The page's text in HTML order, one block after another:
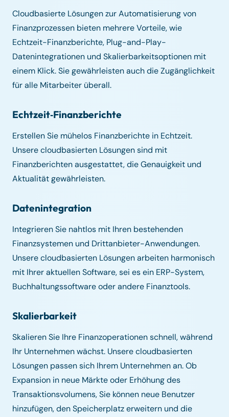
Cloudbasierte Lösungen zur Automatisierung von
Finanzprozessen bieten mehrere Vorteile, wie
Echtzeit-Finanzberichte, Plug-and-Play-
Datenintegrationen und Skalierbarkeitsoptionen mit
einem Klick. Sie gewährleisten auch die Zugänglichkeit
für alle Mitarbeiter überall.
Echtzeit‑Finanzberichte
Erstellen Sie mühelos Finanzberichte in Echtzeit.
Unsere cloudbasierten Lösungen sind mit
Finanzberichten ausgestattet, die Genauigkeit und
Aktualität gewährleisten.
Datenintegration
Integrieren Sie nahtlos mit Ihren bestehenden
Finanzsystemen und Drittanbieter-Anwendungen.
Unsere cloudbasierten Lösungen arbeiten harmonisch
mit Ihrer aktuellen Software, sei es ein ERP-System,
Buchhaltungssoftware oder andere Finanztools.
Skalierbarkeit
Skalieren Sie Ihre Finanzoperationen schnell, während
Ihr Unternehmen wächst. Unsere cloudbasierten
Lösungen passen sich Ihrem Unternehmen an. Ob
Expansion in neue Märkte oder Erhöhung des
Transaktionsvolumens, Sie können neue Benutzer
hinzufügen, den Speicherplatz erweitern und die